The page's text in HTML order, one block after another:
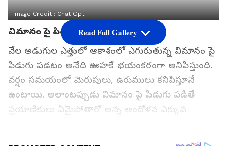
Image Credit :Chat Gpt
విమానం పై పిడుగు పడితే?
వేల అడుగుల ఎత్తులో ఆకాశంలో ఎగురుతున్న విమానం పై
పిడుగు పడటం అనేది ఊహకే భయంకరంగా అనిపిస్తుంది.
వర్షం సమయంలో మెరుపులు, ఉరుములు కనిపిస్తూనే
ఉంటాయి. అలాంటప్పుడు విమానం పై పిడుగు పడితే
ప్రయాణికులు ఏమైపోతారో అన్న ఆందోళన ఎక్కువ
Read Full Gallery